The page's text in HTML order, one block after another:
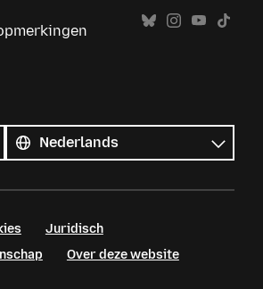
talen
Taal
Juridisch
Over deze website